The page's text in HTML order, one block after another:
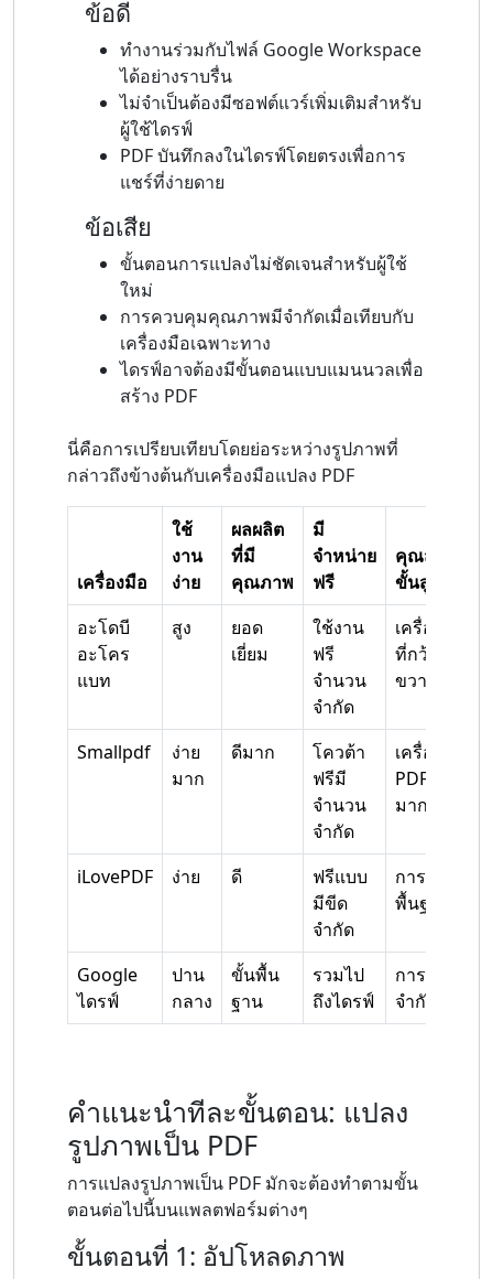
ข้อดี
ทำงานร่วมกับไฟล์ Google Workspace
ได้อย่างราบรื่น
ไม่จำเป็นต้องมีซอฟต์แวร์เพิ่มเติมสำหรับ
ผู้ใช้ไดรฟ์
PDF บันทึกลงในไดรฟ์โดยตรงเพื่อการ
แชร์ที่ง่ายดาย
ข้อเสีย
ขั้นตอนการแปลงไม่ชัดเจนสำหรับผู้ใช้
ใหม่
การควบคุมคุณภาพมีจำกัดเมื่อเทียบกับ
เครื่องมือเฉพาะทาง
ไดรฟ์อาจต้องมีขั้นตอนแบบแมนนวลเพื่อ
สร้าง PDF
นี่คือการเปรียบเทียบโดยย่อระหว่างรูปภาพที่
กล่าวถึงข้างต้นกับเครื่องมือแปลง PDF
เครื่องมือ
ใช้
งาน
ง่าย
ผลผลิต
ที่มี
คุณภาพ
มี
จำหน่าย
ฟรี
คุณสมบัติ
ขั้นสูง
อะโดบี
อะโคร
แบท
สูง
ยอด
เยี่ยม
ใช้งาน
ฟรี
จำนวน
จำกัด
เครื่องมือ
ที่กว้าง
ขวาง
Smallpdf
ง่าย
มาก
ดีมาก
โควต้า
ฟรีมี
จำนวน
จำกัด
เครื่องมือ
PDF
มากมาย
iLovePDF ง่าย ดี
ฟรีแบบ
มีขีด
จำกัด
การตั้งค่า
พื้นฐาน
Google
ไดรฟ์
ปาน
กลาง
ขั้นพื้น
ฐาน
รวมไป
ถึงไดรฟ์
การแก้ไข
จำกัด
คำแนะนำทีละขั้นตอน: แปลง
รูปภาพเป็น PDF
การแปลงรูปภาพเป็น PDF มักจะต้องทำตามขั้น
ตอนต่อไปนี้บนแพลตฟอร์มต่างๆ
ขั้นตอนที่ 1: อัปโหลดภาพ